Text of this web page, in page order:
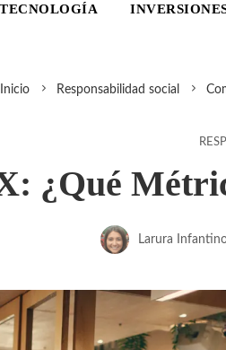
Inicio Responsabilidad social
¿Qué
Larura